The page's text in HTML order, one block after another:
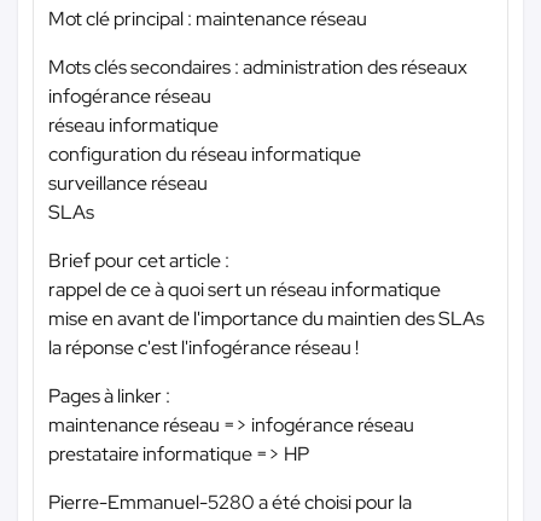
Mot clé principal : maintenance réseau
Mots clés secondaires : administration des réseaux
infogérance réseau
réseau informatique
configuration du réseau informatique
surveillance réseau
SLAs
Brief pour cet article :
rappel de ce à quoi sert un réseau informatique
mise en avant de l'importance du maintien des SLAs
la réponse c'est l'infogérance réseau !
Pages à linker :
maintenance réseau => infogérance réseau
prestataire informatique => HP
Pierre-Emmanuel-5280 a été choisi pour la